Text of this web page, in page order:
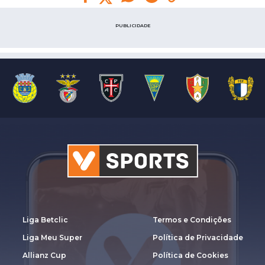
PUBLICIDADE
Liga Betclic
Liga Meu Super
Allianz Cup
Termos e Condições
Política de Privacidade
Política de Cookies